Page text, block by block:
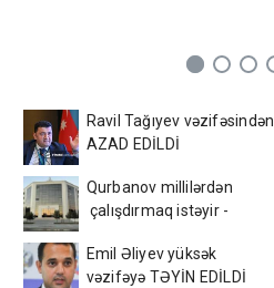
Ravil Tağıyev vəzifəsindən
AZAD EDİLDİ
Qurbanov millilərdən
çalışdırmaq istəyir -
Emil Əliyev yüksək
vəzifəyə TƏYİN EDİLDİ